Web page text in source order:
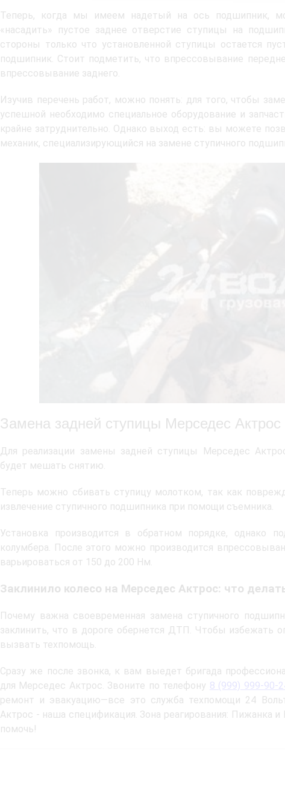
Теперь, когда мы имеем надетый на ось подшипник,
«насадить» пустое заднее отверстие ступицы на
стороны только что установленной ступицы остается
подшипник. Стоит подметить, что впрессовывание
впрессовывание заднего.
Изучив перечень работ, можно понять: для того, чтобы
успешной необходимо специальное оборудование и
крайне затруднительно. Однако выход есть: вы можете
механик, специализирующийся на замене ступичного
Замена задней ступицы Мерседес Актрос
Для реализации замены задней ступицы Мерседес
будет мешать снятию.
Теперь можно сбивать ступицу молотком, так как
извлечение ступичного подшипника при помощи съемника.
Установка производится в обратном порядке, однако
колумбера. После этого можно производится
варьироваться от 150 до 200 Нм.
Заклинило колесо на Мерседес Актрос: что
Почему важна своевременная замена ступичного
заклинить, что в дороге обернется ДТП. Чтобы избежать
вызвать техпомощь.
Сразу же после звонка, к вам выедет бригада
для Мерседес Актрос. Звоните по телефону 8 (999) 999-90-
ремонт и эвакуацию—все это служба техпомощи 24
Актрос - наша спецификация. Зона реагирования: Пижанка
помочь!